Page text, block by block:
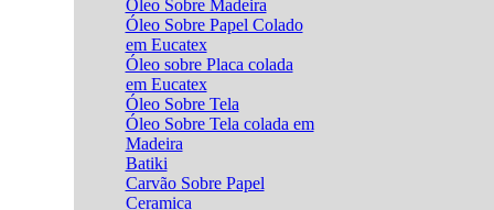
Óleo Sobre Madeira
Óleo Sobre Papel Colado
em Eucatex
Óleo sobre Placa colada
em Eucatex
Óleo Sobre Tela
Óleo Sobre Tela colada em
Madeira
Batiki
Carvão Sobre Papel
Ceramica